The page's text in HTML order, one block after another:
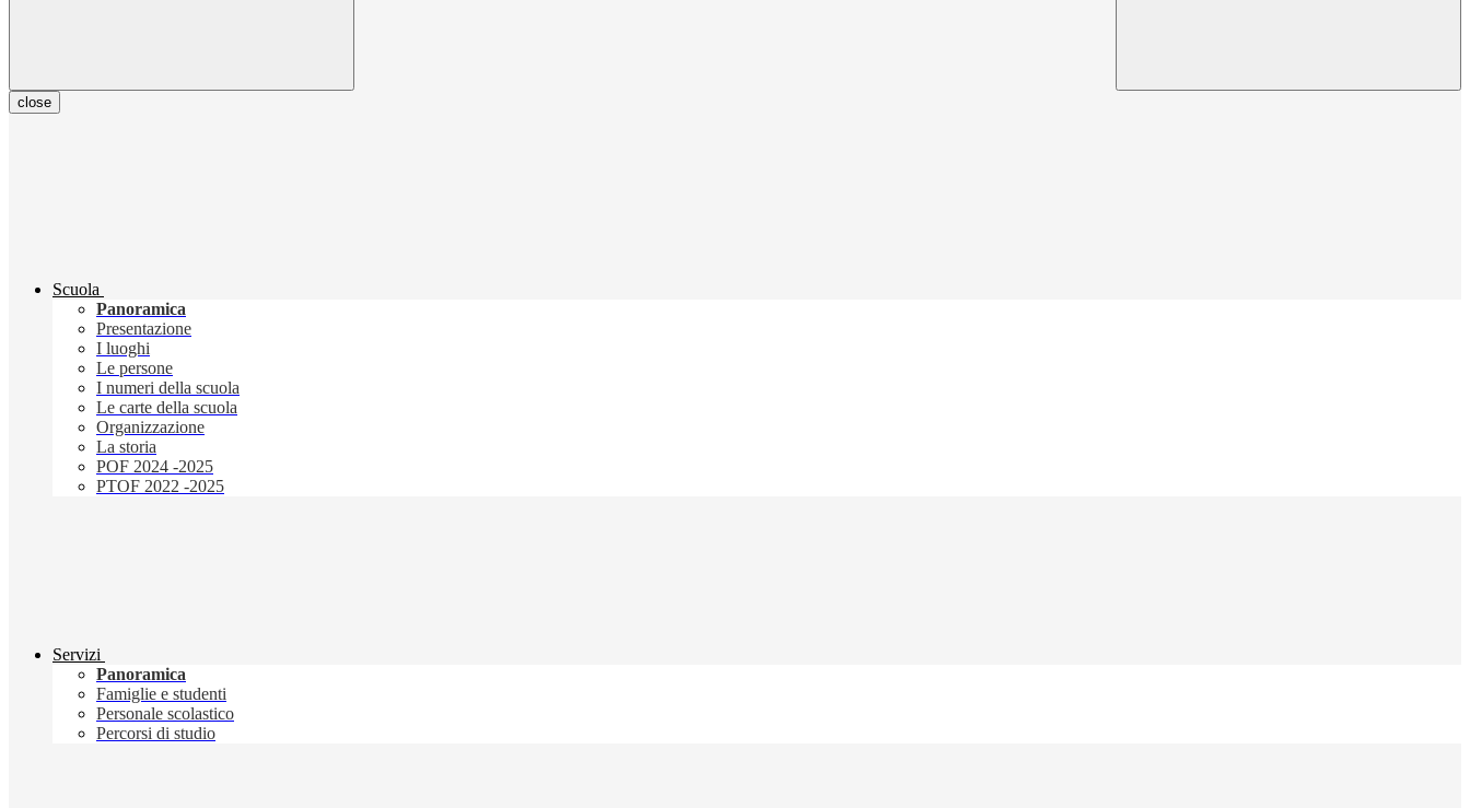
close
Scuola
Panoramica
Presentazione
I luoghi
Le persone
I numeri della scuola
Le carte della scuola
Organizzazione
La storia
POF 2024 -2025
PTOF 2022 -2025
Servizi
Panoramica
Famiglie e studenti
Personale scolastico
Percorsi di studio